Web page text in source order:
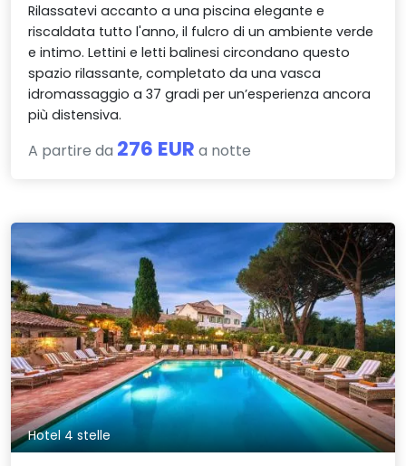
Rilassatevi accanto a una piscina elegante e
riscaldata tutto l'anno, il fulcro di un ambiente verde
e intimo. Lettini e letti balinesi circondano questo
spazio rilassante, completato da una vasca
idromassaggio a 37 gradi per un’esperienza ancora
più distensiva.
A partire da 276 EUR a notte
Hotel 4 stelle